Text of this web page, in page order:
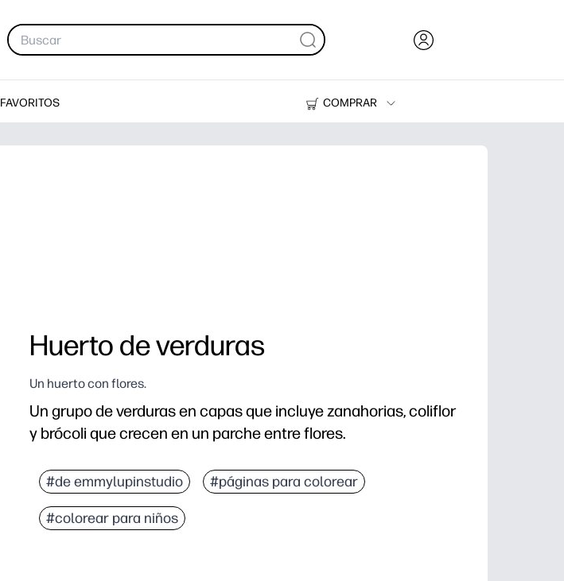
FAVORITOS
COMPRAR
Impresoras
Huerto de verduras
Un huerto con flores.
Un grupo de verduras en capas que incluye zanahorias, coliflor
y brócoli que crecen en un parche entre flores.
#de emmylupinstudio #páginas para colorear
#colorear para niños